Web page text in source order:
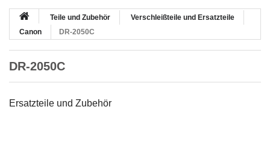
Teile und Zubehör
Verschleißteile und Ersatzteile
Canon
DR-2050C
DR-2050C
Ersatzteile und Zubehör